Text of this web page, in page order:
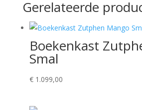
Gerelateerde
Boekenkast
Smal
€1.099,00